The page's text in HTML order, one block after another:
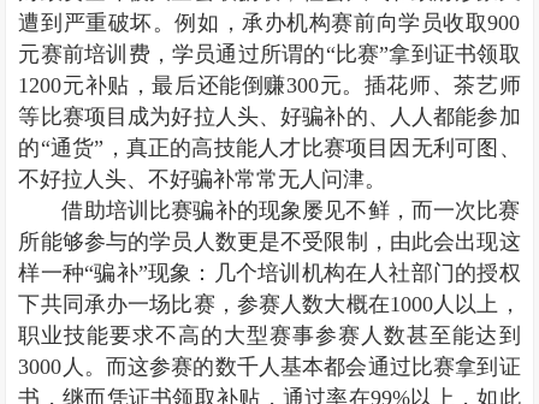
遭到严重破坏。例如，承办机构赛前向学员收取900
元赛前培训费，学员通过所谓的“比赛”拿到证书领取
1200元补贴，最后还能倒赚300元。插花师、茶艺师
等比赛项目成为好拉人头、好骗补的、人人都能参加
的“通货”，真正的高技能人才比赛项目因无利可图、
不好拉人头、不好骗补常常无人问津。
借助培训比赛骗补的现象屡见不鲜，而一次比赛
所能够参与的学员人数更是不受限制，由此会出现这
样一种“骗补”现象：几个培训机构在人社部门的授权
下共同承办一场比赛，参赛人数大概在1000人以上，
职业技能要求不高的大型赛事参赛人数甚至能达到
3000人。而这参赛的数千人基本都会通过比赛拿到证
书，继而凭证书领取补贴，通过率在99%以上，如此